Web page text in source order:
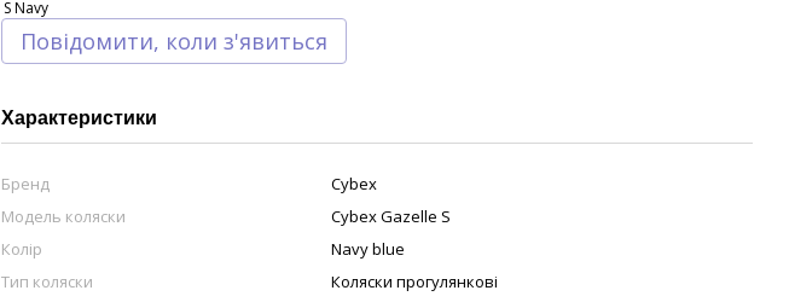
Повідомити, коли з'явиться
Характеристики
Бренд
Cybex
Модель коляски
Cybex Gazelle S
Колір
Navy blue
Тип коляски
Коляски прогулянкові